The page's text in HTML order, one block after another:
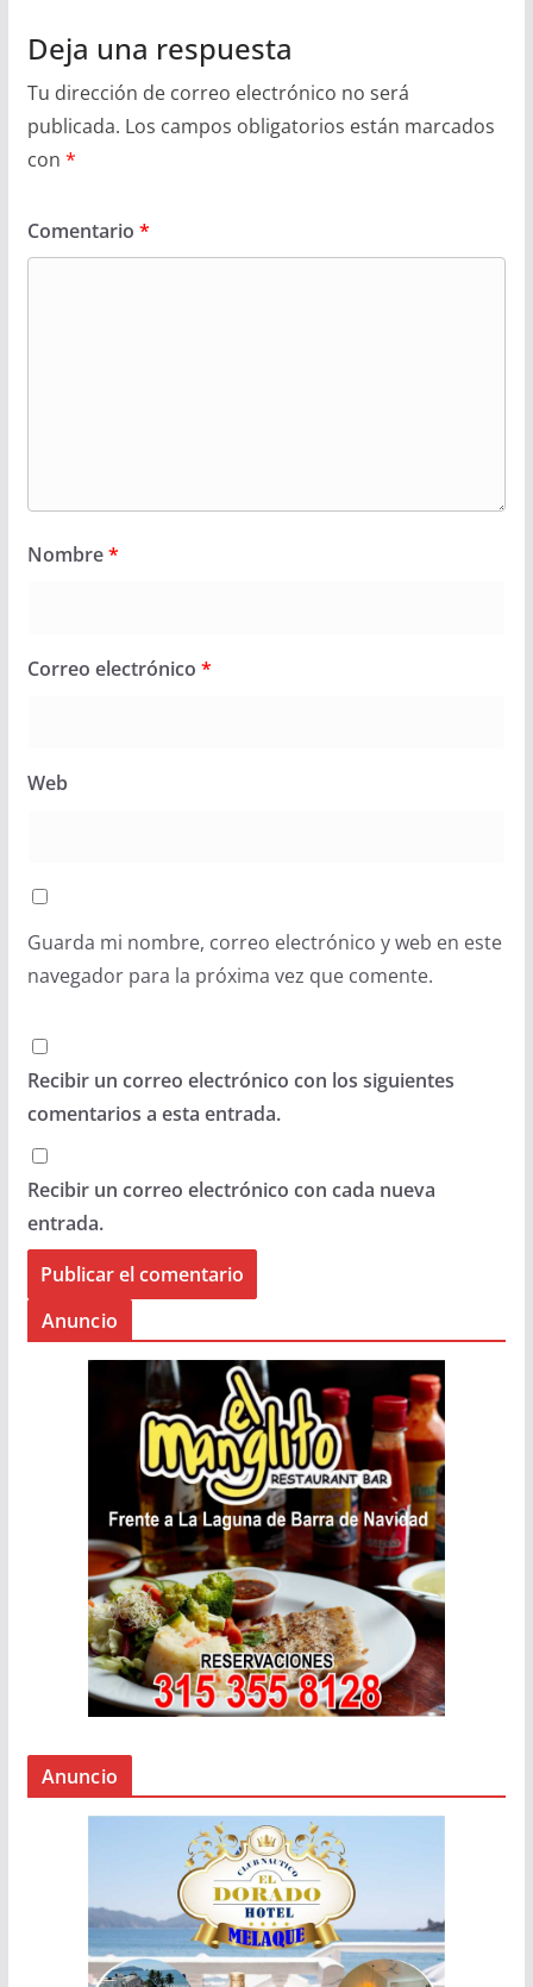
Deja una respuesta
Tu dirección de correo electrónico no será
publicada. Los campos obligatorios están marcados
con *
Comentario *
Nombre*
Correo electrónico *
Web
Guarda mi nombre, correo electrónico y web en este
navegador para la próxima vez que comente.
Recibir un correo electrónico con los siguientes
comentarios a esta entrada.
Recibir un correo electrónico con cada nueva
entrada.
Anuncio
Anuncio